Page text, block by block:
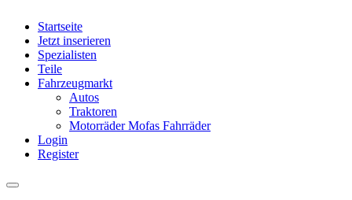
Startseite
Jetzt inserieren
Spezialisten
Teile
Fahrzeugmarkt
Autos
Traktoren
Motorräder Mofas Fahrräder
Login
Register